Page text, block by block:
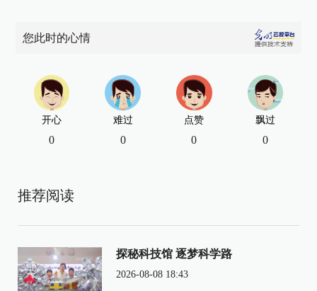
您此时的心情
开心
0
难过
0
点赞
0
飘过
0
推荐阅读
探秘科技馆 逐梦科学路
2026-08-08 18:43